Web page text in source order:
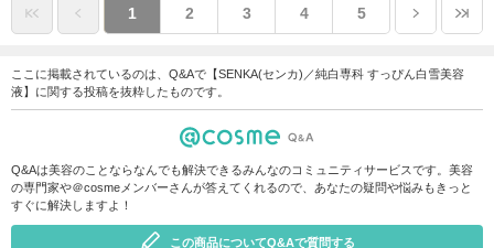
1 2 3 4 5
ここに掲載されているのは、Q&Aで【SENKA(センカ)／純白専科 すっぴん白雪美容
液】に関する投稿を抜粋したものです。
Q&Aは美容のことならなんでも解決できるみんなのコミュニティサービスです。美容
の専門家や＠cosmeメンバーさんが答えてくれるので、あなたの疑問や悩みもきっと
すぐに解決しますよ！
この商品についてQ&Aで質問する